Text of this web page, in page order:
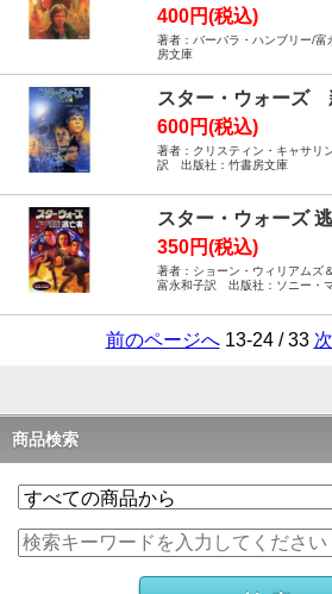
400円(税込)
著者：バーバラ・ハンブリー/
房文庫
スター・ウォーズ
600円(税込)
著者：クリスティン・キャサリ
訳 出版社：竹書房文庫
スター・ウォーズ
350円(税込)
著者：ショーン・ウィリアムズ
富永和子訳 出版社：ソニー・
前のページへ13-24 / 33
商品検索